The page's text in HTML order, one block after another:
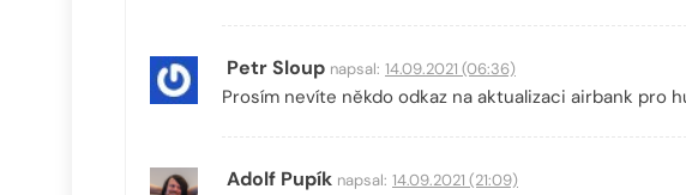
Petr Sloup napsal: 14.09.2021 (06:36)
Prosím nevíte někdo odkaz na aktualizaci airbank pro
Adolf Pupík napsal: 14.09.2021 (21:09)